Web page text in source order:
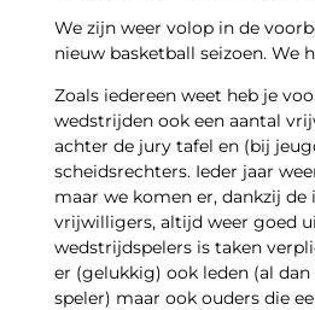
We zijn weer volop in de
nieuw basketball seizoen. We
Zoals iedereen weet heb je
wedstrijden ook een aantal
achter de jury tafel en (bij
scheidsrechters. Ieder jaar
maar we komen er, dankzij de
vrijwilligers, altijd weer goed
wedstrijdspelers is taken
er (gelukkig) ook leden (al
speler) maar ook ouders die